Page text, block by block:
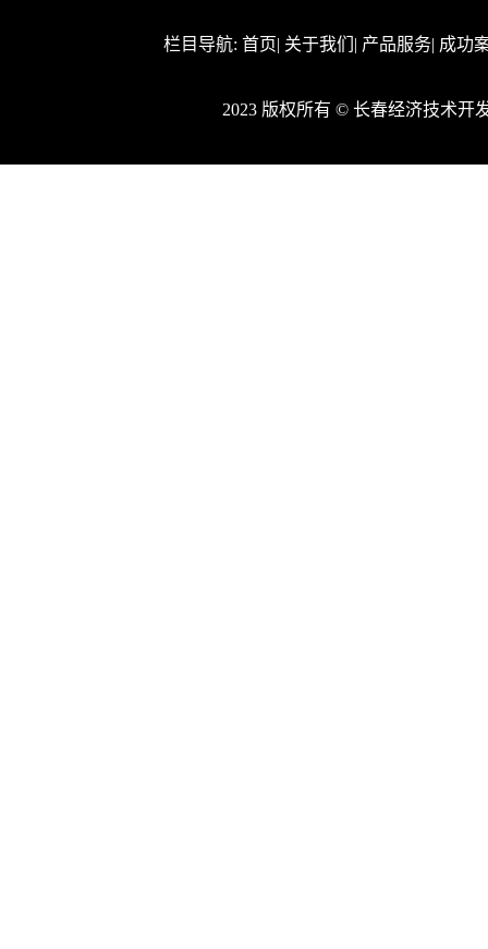
栏目导航: 首页| 关于我们 | 产品服务| 成功
2023 版权所有 © 长春经济技术